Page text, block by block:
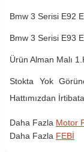
Bmw 3 Serisi E92
Bmw 3 Serisi E93
Ürün Alman Malı
Stokta Yok
Hattımızdan
Daha Fazla Motor
Daha Fazla FEBİ